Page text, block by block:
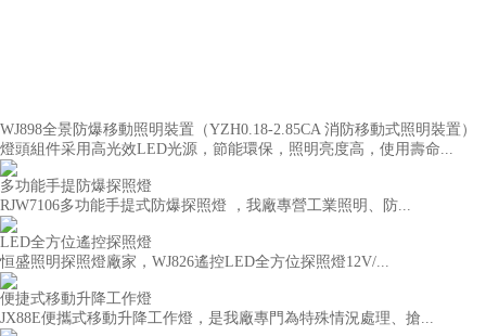
WJ898全景防爆移動照明裝置（YZH0.18-2.85CA 消防移動式照明裝置）
燈頭組件采用高光效LED光源，節能環保，照明亮度高，使用壽命...
多功能手提防爆探照燈
RJW7106多功能手提式防爆探照燈 ，我廠專營工業照明、防...
LED全方位遙控探照燈
恒盛照明探照燈廠家，WJ826遙控LED全方位探照燈12V/...
便捷式移動升降工作燈
JX88E便攜式移動升降工作燈，是我廠專門為特殊情況處理、搶...